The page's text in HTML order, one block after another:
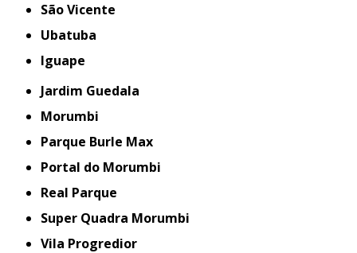
São Vicente
Ubatuba
iguape
Jardim Guedala
Morumbi
Parque Burle Max
Portal do Morumbi
Real Parque
Super Quadra Morumbi
Vila Progredior